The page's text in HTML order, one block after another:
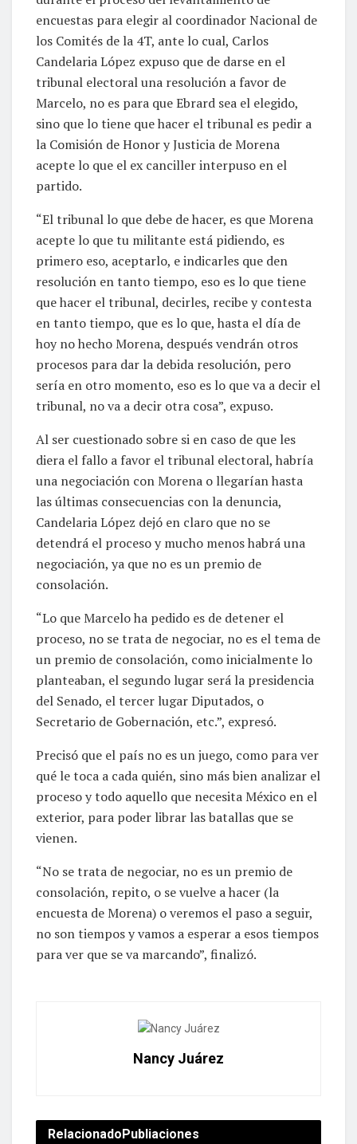
encuestas para elegir al coordinador Nacional de
los Comités de la 4T, ante lo cual, Carlos
Candelaria López expuso que de darse en el
tribunal electoral una resolución a favor de
Marcelo, no es para que Ebrard sea el elegido,
sino que lo tiene que hacer el tribunal es pedir a
la Comisión de Honor y Justicia de Morena
acepte lo que el ex canciller interpuso en el
partido.
“El tribunal lo que debe de hacer, es que Morena
acepte lo que tu militante está pidiendo, es
primero eso, aceptarlo, e indicarles que den
resolución en tanto tiempo, eso es lo que tiene
que hacer el tribunal, decirles, recibe y contesta
en tanto tiempo, que es lo que, hasta el día de
hoy no hecho Morena, después vendrán otros
procesos para dar la debida resolución, pero
sería en otro momento, eso es lo que va a decir el
tribunal, no va a decir otra cosa”, expuso.
Al ser cuestionado sobre si en caso de que les
diera el fallo a favor el tribunal electoral, habría
una negociación con Morena o llegarían hasta
las últimas consecuencias con la denuncia,
Candelaria López dejó en claro que no se
detendrá el proceso y mucho menos habrá una
negociación, ya que no es un premio de
consolación.
“Lo que Marcelo ha pedido es de detener el
proceso, no se trata de negociar, no es el tema de
un premio de consolación, como inicialmente lo
planteaban, el segundo lugar será la presidencia
del Senado, el tercer lugar Diputados, o
Secretario de Gobernación, etc.”, expresó.
Precisó que el país no es un juego, como para ver
qué le toca a cada quién, sino más bien analizar el
proceso y todo aquello que necesita México en el
exterior, para poder librar las batallas que se
vienen.
“No se trata de negociar, no es un premio de
consolación, repito, o se vuelve a hacer (la
encuesta de Morena) o veremos el paso a seguir,
no son tiempos y vamos a esperar a esos tiempos
para ver que se va marcando”, finalizó.
Nancy Juárez
RelacionadoPubliaciones